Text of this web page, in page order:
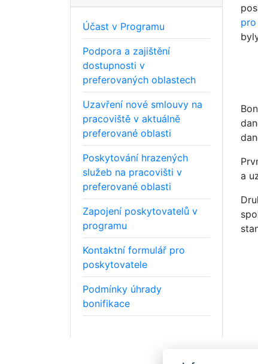
Účast v Programu
Podpora a zajištění
dostupnosti v
preferovaných oblastech
Uzavření nové smlouvy na
pracoviště v aktuálně
preferované oblasti
Poskytování hrazených
služeb na pracovišti v
preferované oblasti
Zapojení poskytovatelů v
programu
Kontaktní formulář pro
poskytovatele
Podmínky úhrady
bonifikace
a